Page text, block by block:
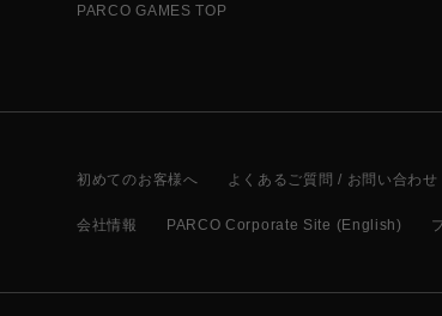
PARCO GAMES TOP
初めてのお客様へ よくあるご質問 / お問い合わせ
会社情報 PARCO Corporate Site (English)